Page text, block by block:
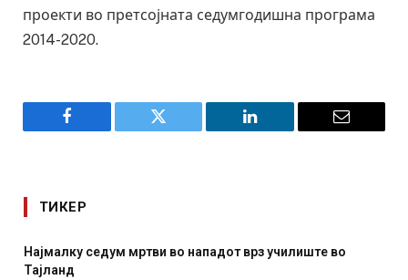
проекти во претсојната седумгодишна програма
2014-2020.
Facebook Twitter LinkedIn Email
ТИКЕР
Најмалку седум мртви во нападот врз училиште во
Тајланд